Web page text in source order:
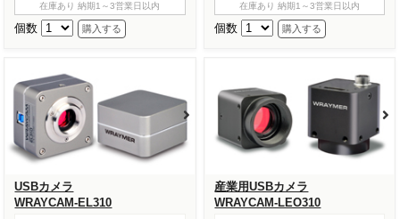
在庫あり 納期1～3営業日以内
個数
在庫あり 納期1～3営業日以内
個数
USBカメラ
WRAYCAM-EL310
産業用USBカメラ
WRAYCAM-LEO310